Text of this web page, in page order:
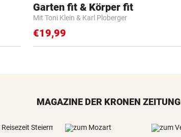
Garten fit & Körper fit
Mit Toni Klein & Karl Ploberger
€19,99
MAGAZINE DER KRONEN ZEITUNG